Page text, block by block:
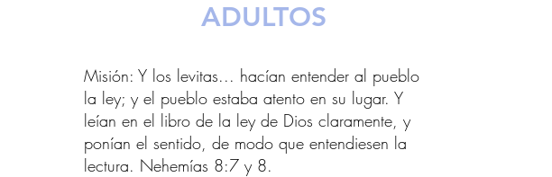
ADULTOS
Misión: Y los levitas... hacían entender al pueblo
la ley; y el pueblo estaba atento en su lugar. Y
leían en el libro de la ley de Dios claramente, y
ponían el sentido, de modo que entendiesen la
lectura. Nehemías 8:7 y 8.